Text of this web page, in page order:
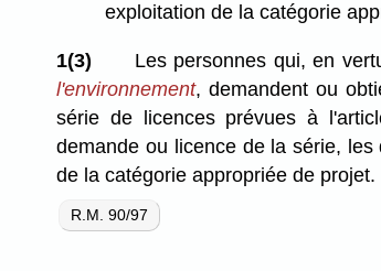
exploitation de la catégorie
1(3) Les personnes qui, en
l'environnement, demandent ou
série de licences prévues à
demande ou licence de la série,
de la catégorie appropriée de projet.
R.M. 90/97